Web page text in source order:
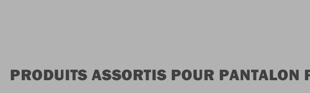
PRODUITS ASSORTIS POUR PANTALON